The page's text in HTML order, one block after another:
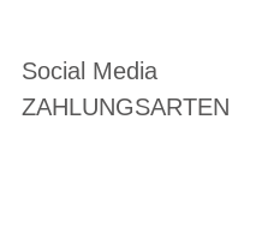
Social Media
ZAHLUNGSARTEN